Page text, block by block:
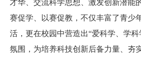
才华、交流科学思想、激发创新潜能
赛促学、以赛促教，不仅丰富了青少
活，更在校园中营造出“爱科学、学
氛围，为培养科技创新后备力量、夯